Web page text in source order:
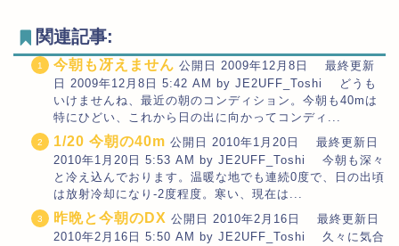
関連記事:
今朝も冴えません 公開日 2009年12月8日 最終更新
日 2009年12月8日 5:42 AM by JE2UFF_Toshi どうも
いけませんね、最近の朝のコンディション。今朝も40mは
特にひどい、これから日の出に向かってコンディ...
1/20 今朝の40m 公開日 2010年1月20日 最終更新日
2010年1月20日 5:53 AM by JE2UFF_Toshi 今朝も深々
と冷え込んでおります。温暖な地でも連続0度で、日の出頃
は放射冷却になり-2度程度。寒い、現在は...
昨晩と今朝のDX 公開日 2010年2月16日 最終更新日
2010年2月16日 5:50 AM by JE2UFF_Toshi 久々に気合